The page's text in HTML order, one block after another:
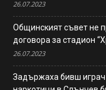
26.07.2023
Общинският съвет не
договора за стадион
26.07.2023
Задържаха бивш играч